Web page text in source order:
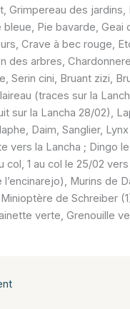
Grimpereau des jardins,
Pie bavarde, Geai
Crave à bec rouge,
des arbres,
Serin cini, Bruant zizi,
(traces sur la
sur la Lancha 28/02),
Daim, Sanglier,
vers la Lancha ; Dingo
col, 1 au col le 25/02
Murins de
de Schreiber
verte, Grenouille